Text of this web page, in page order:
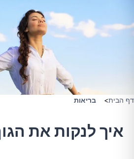
דף הבית> בריאות
איך לנקות את